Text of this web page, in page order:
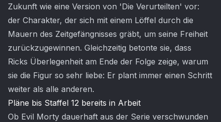
Zukunft wie eine Version von 'Die Verurteilten' vor:
der Charakter, der sich mit einem Löffel durch die
Mauern des Zeitgefängnisses gräbt, um seine Freiheit
zurückzugewinnen. Gleichzeitig betonte sie, dass
Ricks Überlegenheit am Ende der Folge zeige, warum
sie die Figur so sehr liebe: Er plant immer einen Schritt
weiter als alle anderen.
Pläne bis Staffel 12 bereits in Arbeit
Ob Evil Morty dauerhaft aus der Serie verschwunden